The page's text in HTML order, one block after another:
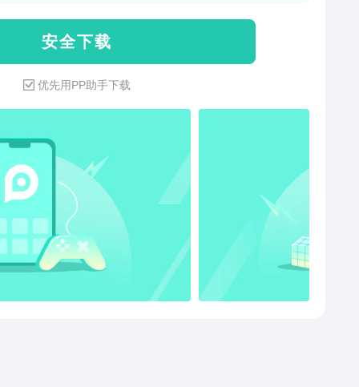
安 全 下 载
优先用PP助手下载